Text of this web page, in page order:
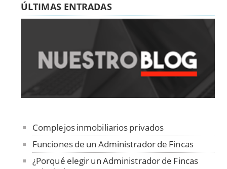
ÚLTIMAS ENTRADAS
Complejos inmobiliarios privados
Funciones de un Administrador de Fincas
¿Porqué elegir un Administrador de Fincas